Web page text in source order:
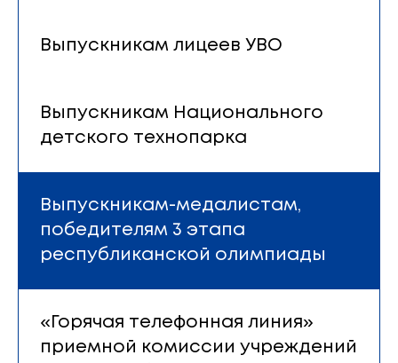
Выпускникам лицеев УВО
Выпускникам Национального
детского технопарка
Выпускникам-медалистам,
победителям 3 этапа
республиканской олимпиады
«Горячая телефонная линия»
приемной комиссии учреждений